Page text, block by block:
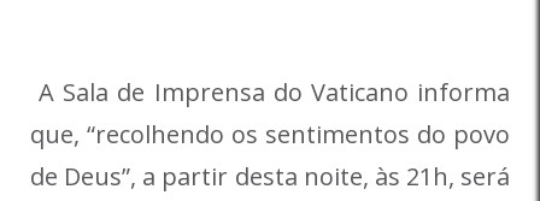
A Sala de Imprensa do Vaticano informa
que, “recolhendo os sentimentos do povo
de Deus”, a partir desta noite, às 21h, será